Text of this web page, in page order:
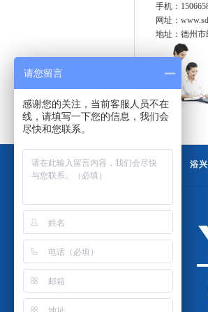
手机：
网址：
地址：德州
浴
请您留言
感谢您的关注，当前客服人员不在
线，请填写一下您的信息，我们会
尽快和您联系。